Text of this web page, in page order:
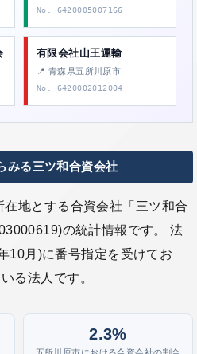
No. 6420005007166
有限会社山王運輸
📍 青森県五所川原市
No. 6420002012004
みる三ツ和合資会社
地とする合資会社「三ツ和合
の統計情報です。 法
10月)に番号指定を受けてお
る法人です。
2.3%